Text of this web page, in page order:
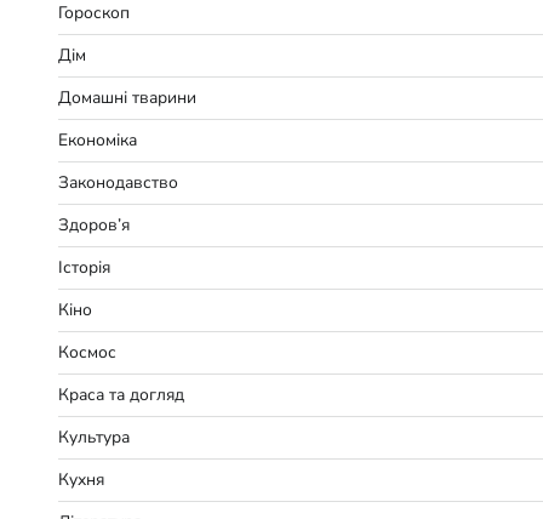
Гороскоп
Дім
Домашні тварини
Економіка
Законодавство
Здоров’я
Історія
Кіно
Космос
Краса та догляд
Культура
Кухня